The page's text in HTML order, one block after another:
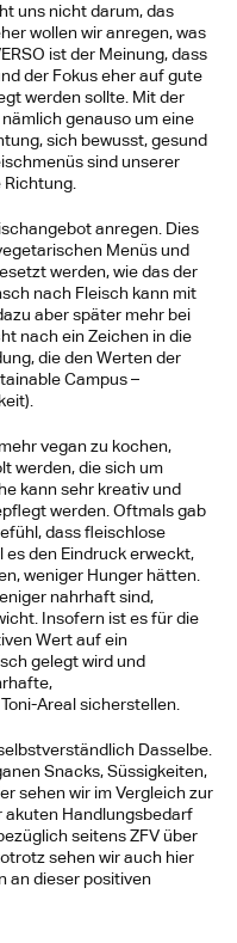
uns nicht darum, das
wollen wir anregen, was
ist der Meinung, dass
der Fokus eher auf gute
werden sollte. Mit der
genauso um eine
sich bewusst, gesund
sind unserer
anregen. Dies
Menüs und
werden, wie das der
nach Fleisch kann mit
aber später mehr bei
nach ein Zeichen in die
die den Werten der
Campus –
vegan zu kochen,
werden, die sich um
kann sehr kreativ und
werden. Oftmals gab
dass fleischlose
es den Eindruck erweckt,
weniger Hunger hätten.
nahrhaft sind,
Insofern ist es für die
Wert auf ein
gelegt wird und
Areal sicherstellen.
Dasselbe.
Snacks, Süssigkeiten,
sehen wir im Vergleich zur
Handlungsbedarf
seitens ZFV über
sehen wir auch hier
an dieser positiven